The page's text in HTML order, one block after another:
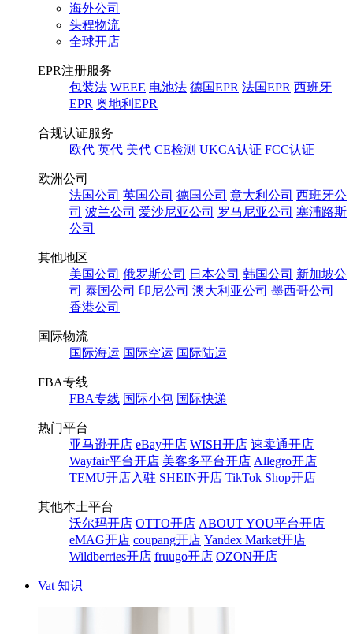
海外公司
头程物流
全球开店
EPR注册服务
包装法 WEEE 电池法 德国EPR 法国EPR 西班牙
EPR 奥地利EPR
合规认证服务
欧代 英代 美代 CE检测 UKCA认证 FCC认证
欧洲公司
法国公司 英国公司 德国公司 意大利公司 西班牙公
司 波兰公司 爱沙尼亚公司 罗马尼亚公司 塞浦路斯
公司
其他地区
美国公司 俄罗斯公司 日本公司 韩国公司 新加坡公
司 泰国公司 印尼公司 澳大利亚公司 墨西哥公司
香港公司
国际物流
国际海运 国际空运 国际陆运
FBA专线
FBA专线 国际小包 国际快递
热门平台
亚马逊开店 eBay开店 WISH开店 速卖通开店
Wayfair平台开店 美客多平台开店 Allegro开店
TEMU开店入驻 SHEIN开店 TikTok Shop开店
其他本土平台
沃尔玛开店 OTTO开店 ABOUT YOU平台开店
eMAG开店 coupang开店 Yandex Market开店
Wildberries开店 fruugo开店 OZON开店
Vat 知识